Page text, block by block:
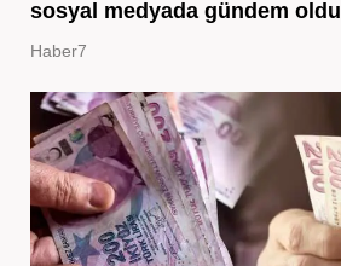
sosyal medyada gündem oldu
Haber7